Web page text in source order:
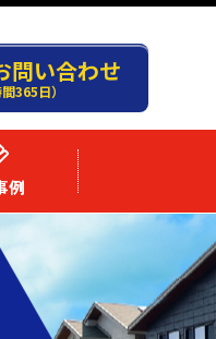
問い合わせ
間365日）
例